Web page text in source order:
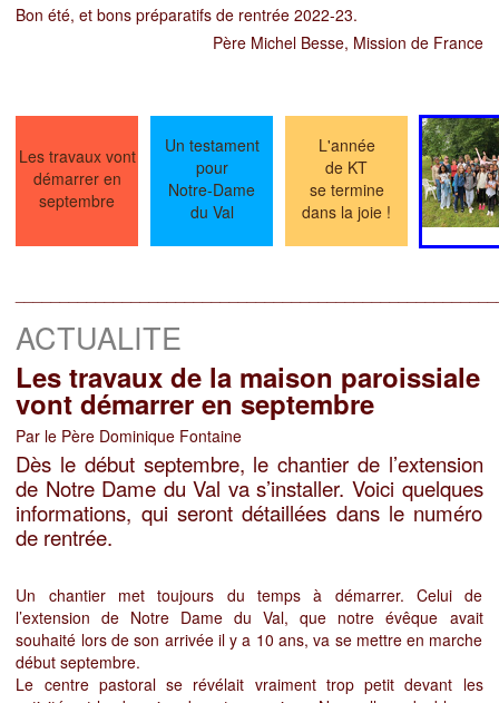
Bon été, et bons préparatifs de rentrée 2022-23.
Père Michel Besse, Mission de France
Les travaux vont
démarrer en
septembre
Un testament
pour
Notre-Dame
du Val
L'année
de KT
se termine
dans la joie !
ACTUALITE
Les travaux de la maison paroissiale
vont démarrer en septembre
Par le Père Dominique Fontaine
Dès le début septembre, le chantier de l’extension
de Notre Dame du Val va s’installer. Voici quelques
informations, qui seront détaillées dans le numéro
de rentrée.
Un chantier met toujours du temps à démarrer. Celui de
l’extension de Notre Dame du Val, que notre évêque avait
souhaité lors de son arrivée il y a 10 ans, va se mettre en marche
début septembre.
Le centre pastoral se révélait vraiment trop petit devant les